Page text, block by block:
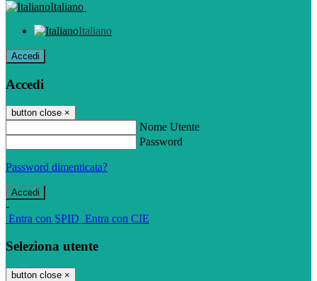
Italiano
Italiano
Accedi
Accedi
button close ×
Nome Utente
Password
Password dimenticata?
-
Entra con SPID Entra con CIE
Seleziona utente
button close ×